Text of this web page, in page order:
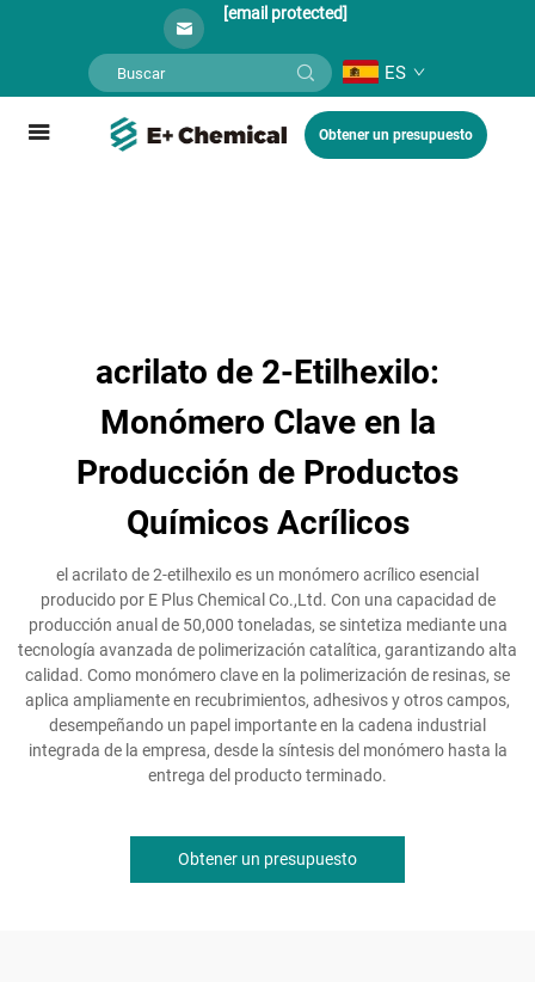
[email protected]
ES
Obtener un presupuesto
acrilato de 2-Etilhexilo:
Monómero Clave en la
Producción de Productos
Químicos Acrílicos
el acrilato de 2-etilhexilo es un monómero acrílico esencial
producido por E Plus Chemical Co.,Ltd. Con una capacidad de
producción anual de 50,000 toneladas, se sintetiza mediante una
tecnología avanzada de polimerización catalítica, garantizando alta
calidad. Como monómero clave en la polimerización de resinas, se
aplica ampliamente en recubrimientos, adhesivos y otros campos,
desempeñando un papel importante en la cadena industrial
integrada de la empresa, desde la síntesis del monómero hasta la
entrega del producto terminado.
Obtener un presupuesto